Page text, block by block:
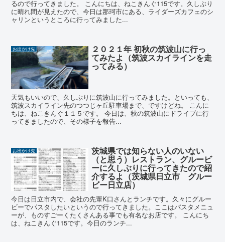
るので行ってきました。 こんにちは、ねこきんぐ115です。久しぶり
に晴れ間が見えたので、今日は那珂市にある、ライダーズカフェのシ
ャリンというところに行ってみました...
お出かけ先 ２０２１年 初秋の筑波山に行っ
てみたよ（筑波スカイラインを走
ってみる）
天気もいいので、久しぶりに筑波山に行ってみました。といっても、
筑波スカイライン先のつつじヶ丘駐車場まで、ですけどね。 こんに
ちは、ねこきんぐ１１５です。 今日は、秋の筑波山にドライブに行
ってきましたので、その様子を報告...
お出かけ先 茨城県では知らない人のいない
（と思う）レストラン、グルービ
ーに久しぶりに行ってきたので紹
介するよ（茨城県日立市 グルー
ビー日立店）
今日は日立市内で、会社の先輩K口さんとランチです。久々にグルー
ビーでパスタしたいというので行ってきました。ここはパスタメニュ
ーが、ものすごーくたくさんある事でも有名なお店です。 こんにち
は、ねこきんぐ115です。今日のランチ...